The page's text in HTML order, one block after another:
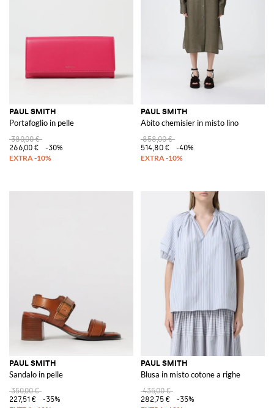
perfetti per la donna contemporanea che ama esprimere la propria
borse Paul Smith
sono pezzi
iconici, progettati per offrire versatilità e stile in ogni circostanza.
Esplorate la collezione Paul Smith su GIGLIO.COM, dove troverete
articoli esclusivi che fanno della moda un'arte accessibile e quotidiana.
Scoprite il nostro store online per acquisti unici e raffinati.
PAUL SMITH
Portafoglio in pelle
380,00 €
266,00 €
-30%
PAUL SMITH
Abito chemisier in misto lino
858,00 €
514,80 €
-40%
PAUL SMITH
Sandalo in pelle
350,00 €
227,51 €
-35%
PAUL SMITH
Blusa in misto cotone a righe
435,00 €
282,75 €
-35%